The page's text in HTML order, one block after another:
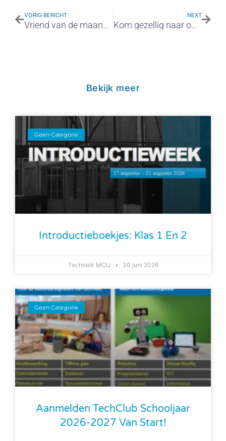
VORIG BERICHT
Vriend van de maand: Tata Steel Academy
NEXT
Kom gezellig naar onze kerstmarkt! Iedereen is van harte welkom.
Bekijk meer
Geen Categorie
Introductieboekjes: Klas 1 En 2
Techniek MCIJ 30 juni 2026
Geen Categorie
Aanmelden TechClub Schooljaar
2026-2027 Van Start!